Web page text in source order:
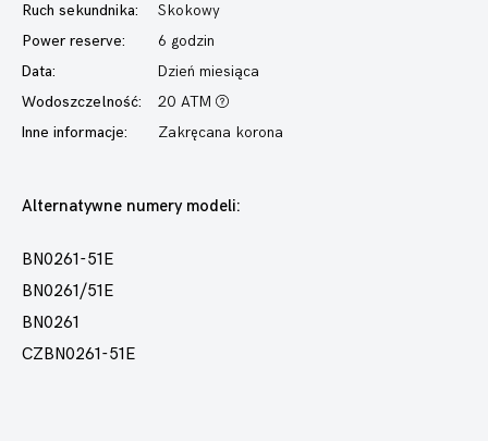
Ruch sekundnika:
Skokowy
Power reserve:
6 godzin
Data:
Dzień miesiąca
Wodoszczelność:
20 ATM
Inne informacje:
Zakręcana korona
Alternatywne numery modeli:
BN0261-51E
BN0261/51E
BN0261
CZBN0261-51E